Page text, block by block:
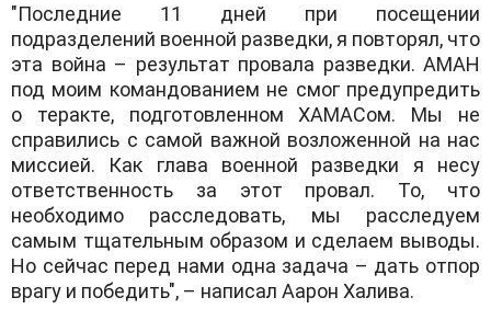
"Последние 11 дней при посещении
подразделений военной разведки, я повторял, что
эта война – результат провала разведки. АМАН
под моим командованием не смог предупредить
о теракте, подготовленном ХАМАСом. Мы не
справились с самой важной возложенной на нас
миссией. Как глава военной разведки я несу
ответственность за этот провал. То, что
необходимо расследовать, мы расследуем
самым тщательным образом и сделаем выводы.
Но сейчас перед нами одна задача – дать отпор
врагу и победить", – написал Аарон Халива.